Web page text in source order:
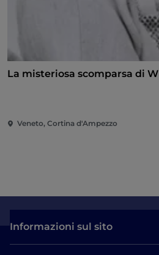
La misteriosa scomparsa di W
Veneto, Cortina d'Ampezzo
Informazioni sul sito